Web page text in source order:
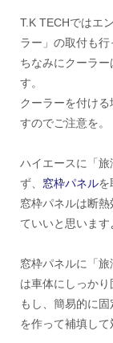
T.K TECHではエ
ラー」の取付も行
ちなみにクーラ
す。
クーラーを付ける
すのでご注意を。
ハイエースに「
ず、 窓枠パネルを
窓枠パネルは断
ていいと思います
窓枠パネルに「
は車体にしっかり
もし、簡易的に
を作って補填して